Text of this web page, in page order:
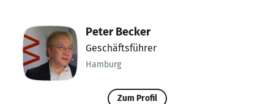
Peter Becker
Geschäftsführer
Hamburg
Zum Profil